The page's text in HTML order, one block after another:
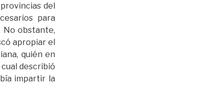
del
para
No obstante,
apropiar el
quién en
cual describió
impartir la